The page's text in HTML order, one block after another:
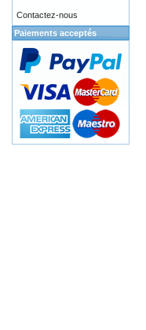
Contactez-nous
Paiements acceptés